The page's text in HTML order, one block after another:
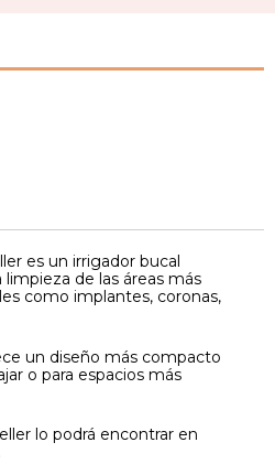
es un irrigador bucal
de las áreas más
como implantes, coronas,
un diseño más compacto
o para espacios más
lo podrá encontrar en